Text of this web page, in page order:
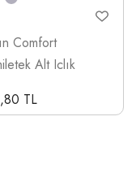
Comfort
Alt Iclık
TL